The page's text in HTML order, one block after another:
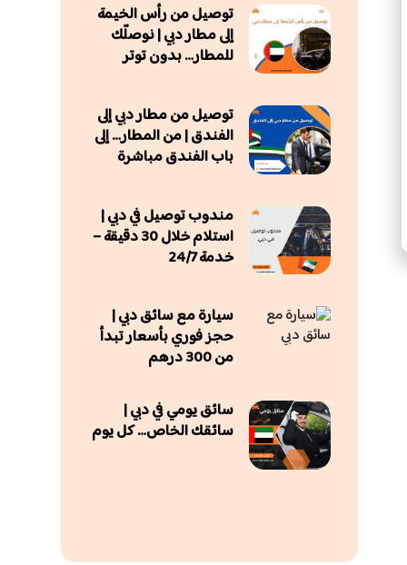
توصيل من رأس الخيمة
إلى مطار دبي | نوصلّك
للمطار… بدون توتر
توصيل من مطار دبي إلى
الفندق | من المطار… إلى
باب الفندق مباشرة
مندوب توصيل في دبي |
استلام خلال 30 دقيقة –
خدمة 24/7
سيارة مع سائق دبي |
حجز فوري بأسعار تبدأ
من 300 درهم
سائق يومي في دبي |
سائقك الخاص… كل يوم